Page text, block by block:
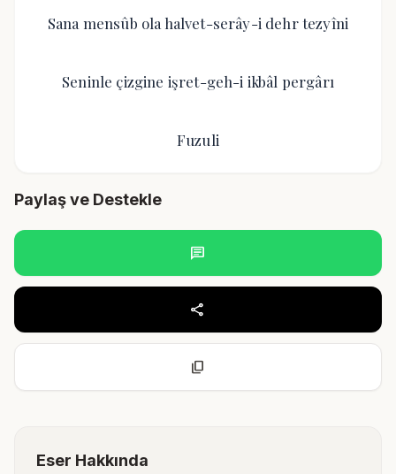
Sana mensûb ola halvet-serây-i dehr tezyîni
Seninle çizgine işret-geh-i ikbâl pergârı
Fuzuli
Paylaş ve Destekle
chat
share
content_copy
Eser Hakkında